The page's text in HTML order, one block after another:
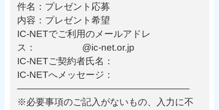
件名：プレゼント応募
内容：プレゼント希望
IC-NETでご利用のメールアドレ
ス： @ic-net.or.jp
IC-NETご契約者氏名：
IC-NETへメッセージ：
——————————————————–
※必要事項のご記入がないもの、入力に不